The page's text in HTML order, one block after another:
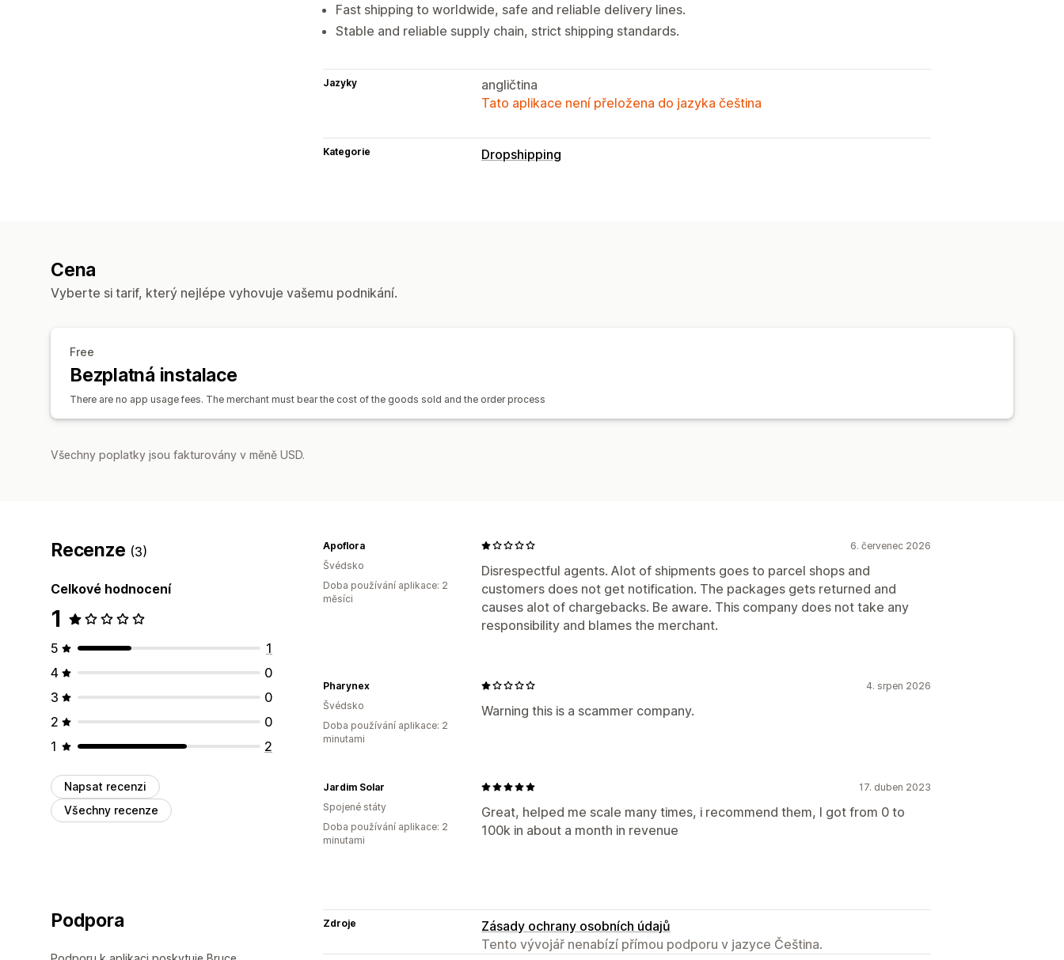
Fast shipping to worldwide, safe and reliable delivery lines.
Stable and reliable supply chain, strict shipping standards.
Jazyky
angličtina
Tato aplikace není přeložena do jazyka čeština
Kategorie Dropshipping
Cena
Vyberte si tarif, který nejlépe vyhovuje vašemu podnikání.
Free
Bezplatná instalace
There are no app usage fees. The merchant must bear the cost of the goods sold and the order process
Všechny poplatky jsou fakturovány v měně USD.
Recenze (3)
Celkové hodnocení
1
5
1
4
0
3
0
2
0
1
2
Napsat recenzi
Všechny recenze
6. červenec 2026
Disrespectful agents. Alot of shipments goes to parcel shops and
customers does not get notification. The packages gets returned and
causes alot of chargebacks. Be aware. This company does not take any
responsibility and blames the merchant.
Apoflora
Švédsko
Doba používání aplikace: 2
měsíci
4. srpen 2026
Warning this is a scammer company.
Pharynex
Švédsko
Doba používání aplikace: 2
minutami
17. duben 2023
Great, helped me scale many times, i recommend them, I got from 0 to
100k in about a month in revenue
Jardim Solar
Spojené státy
Doba používání aplikace: 2
minutami
Podpora Zdroje
Zásady ochrany osobních údajů
Tento vývojář nenabízí přímou podporu v jazyce Čeština.